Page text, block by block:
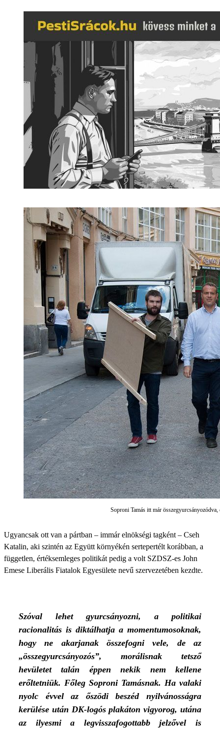
Soproni Tamás itt már
Ugyancsak ott van a pártban – immár elnökségi tagként – Cseh
Katalin, aki szintén az Együtt környékén sertepertélt korábban, a
független, értéksemleges politikát pedig a volt SZDSZ-es John
Emese Liberális Fiatalok Egyesülete nevű szervezetében kezdte.
Szóval lehet gyurcsányozni, a politikai
racionalitás is diktálhatja a momentumosoknak,
hogy ne akarjanak összefogni vele, de az
„összegyurcsányozós”, morálisnak tetsző
hevületet talán éppen nekik nem kellene
erőltetniük. Főleg Soproni Tamásnak. Ha valaki
nyolc évvel az őszödi beszéd nyilvánosságra
kerülése után DK-logós plakáton vigyorog, utána
az ilyesmi a legvisszafogottabb jelzővel is